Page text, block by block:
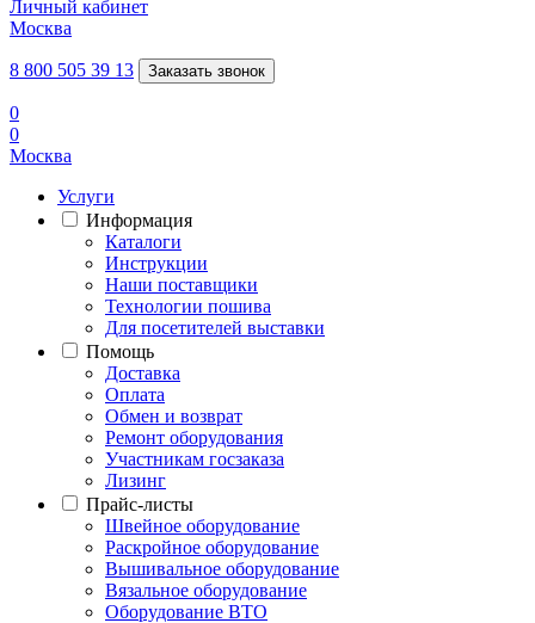
Личный кабинет
Москва
8 800 505 39 13 Заказать звонок
0
0
Москва
Услуги
Информация
Каталоги
Инструкции
Наши поставщики
Технологии пошива
Для посетителей выставки
Помощь
Доставка
Оплата
Обмен и возврат
Ремонт оборудования
Участникам госзаказа
Лизинг
Прайс-листы
Швейное оборудование
Раскройное оборудование
Вышивальное оборудование
Вязальное оборудование
Оборудование ВТО